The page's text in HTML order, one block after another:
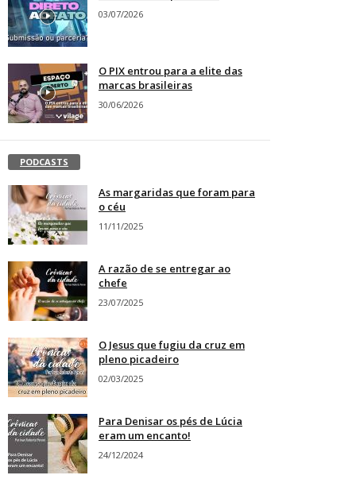
03/07/2026
O PIX entrou para a elite das
marcas brasileiras
30/06/2026
PODCASTS
As margaridas que foram para
o céu
11/11/2025
A razão de se entregar ao
chefe
23/07/2025
O Jesus que fugiu da cruz em
pleno picadeiro
02/03/2025
Para Denisar os pés de Lúcia
eram um encanto!
24/12/2024